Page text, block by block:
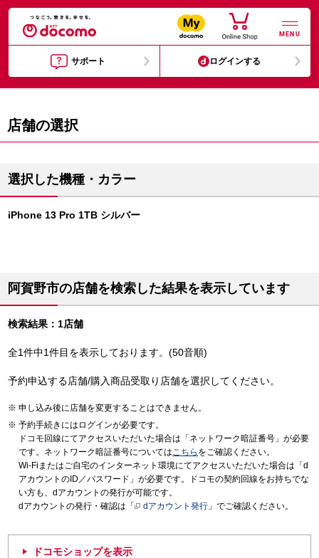
MENU
サポート ログインする
店舗の選択
選択した機種・カラー
iPhone 13 Pro 1TB シルバー
阿賀野市の店舗を検索した結果を表示しています
検索結果：1店舗
全1件中1件目を表示しております。(50音順)
予約申込する店舗/購入商品受取り店舗を選択してください。
申し込み後に店舗を変更することはできません。
予約手続きにはログインが必要です。
ドコモ回線にてアクセスいただいた場合は「ネットワーク暗証番号」が必要
です。ネットワーク暗証番号についてはこちら をご確認ください。
Wi-Fiまたはご自宅のインターネット環境にてアクセスいただいた場合は「d
アカウントのID／パスワード」が必要です。ドコモの契約回線をお持ちでな
い方も、dアカウントの発行が可能です。
dアカウントの発行・確認は「
dアカウント発行 」でご確認ください。
ドコモショップを表示